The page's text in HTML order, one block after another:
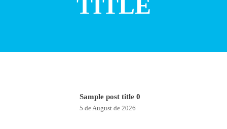
TITLE
Sample post title 0
5 de August de 2026